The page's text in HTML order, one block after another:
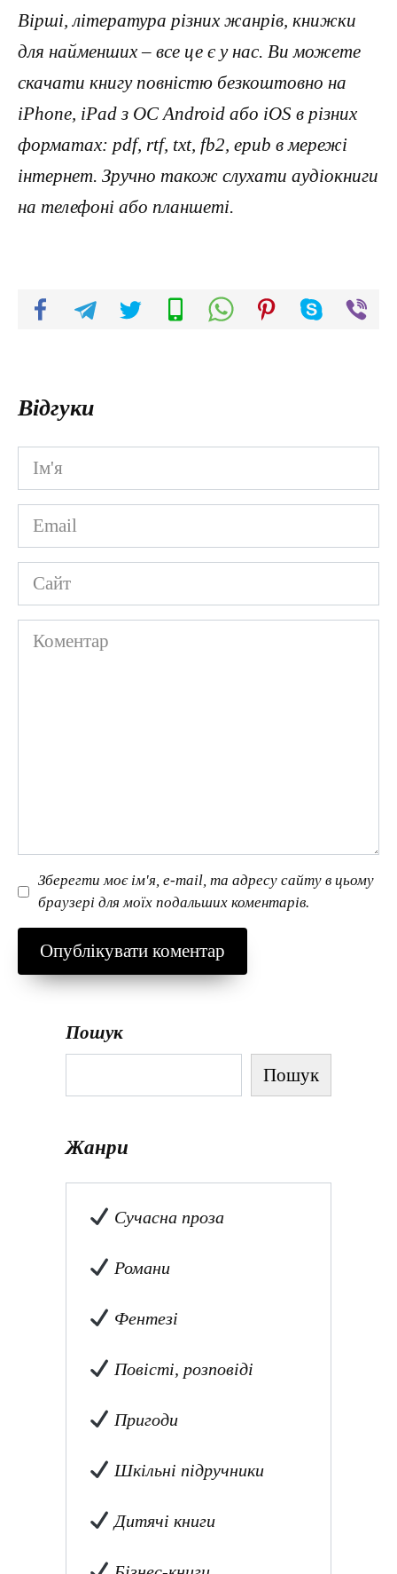
Вірші, література різних жанрів, книжки
для найменших – все це є у нас. Ви можете
скачати книгу повністю безкоштовно на
iPhone, iPad з ОС Android або iOS в різних
форматах: pdf, rtf, txt, fb2, epub в мережі
інтернет. Зручно також слухати аудіокниги
на телефоні або планшеті.
Відгуки
Ім'я
*
Email
*
Сайт
Коментар
Зберегти моє ім'я, e-mail, та адресу сайту в цьому
браузері для моїх подальших коментарів.
Пошук
Пошук
Жанри
Сучасна проза
Романи
Фентезі
Повісті, розповіді
Пригоди
Шкільні підручники
Дитячі книги